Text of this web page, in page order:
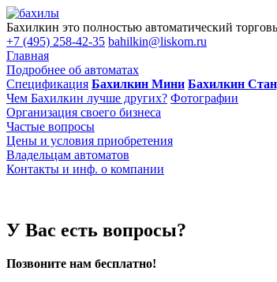
Бахилкин это полностью автоматический
+7 (495) 258-42-35 bahilkin@liskom.ru
Главная
Подробнее об автоматах
Спецификация Бахилкин Мини Бахилкин
Чем Бахилкин лучше других? Фотографии
Организация своего бизнеса
Частые вопросы
Цены и условия приобретения
Владельцам автоматов
Контакты и инф. о компании
У Вас есть вопросы?
Позвоните нам бесплатно!